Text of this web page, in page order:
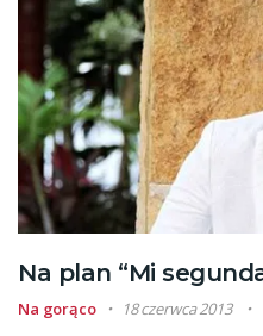
Na plan “Mi
Na gorąco 18 czerwca 2013